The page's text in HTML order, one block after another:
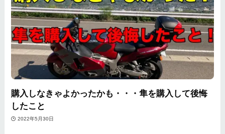
購入しなきゃよかったかも・・・隼を購入して後悔
したこと
2022年5月30日